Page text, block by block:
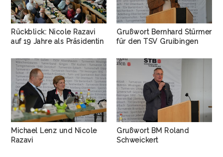
Rückblick: Nicole Razavi
auf 19 Jahre als Präsidentin
Grußwort Bernhard Stürmer
für den TSV Gruibingen
Michael Lenz und Nicole
Razavi
Grußwort BM Roland
Schweickert